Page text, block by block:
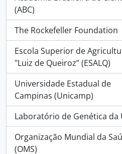
(ABC)
, 3 resultados
The Rockefeller Foundation
, 2 resultados
Escola Superior de
"Luiz de Queiroz” (ESALQ)
, 2 resultados
Universidade Estadual de
Campinas (Unicamp)
, 1 resultados
Laboratório de Genética da
, 1 resultados
Organização Mundial da
(OMS)
, 1 resultados